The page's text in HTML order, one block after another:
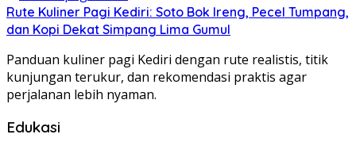
Rute Kuliner Pagi Kediri: Soto Bok Ireng, Pecel Tumpang,
dan Kopi Dekat Simpang Lima Gumul
Panduan kuliner pagi Kediri dengan rute realistis, titik
kunjungan terukur, dan rekomendasi praktis agar
perjalanan lebih nyaman.
Edukasi